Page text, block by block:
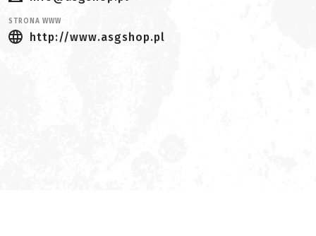
STRONA WWW
http://www.asgshop.pl